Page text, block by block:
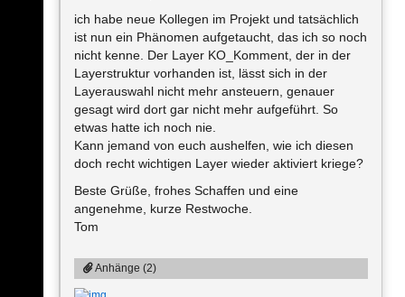
ich habe neue Kollegen im Projekt und tatsächlich
ist nun ein Phänomen aufgetaucht, das ich so noch
nicht kenne. Der Layer KO_Komment, der in der
Layerstruktur vorhanden ist, lässt sich in der
Layerauswahl nicht mehr ansteuern, genauer
gesagt wird dort gar nicht mehr aufgeführt. So
etwas hatte ich noch nie.
Kann jemand von euch aushelfen, wie ich diesen
doch recht wichtigen Layer wieder aktiviert kriege?
Beste Grüße, frohes Schaffen und eine
angenehme, kurze Restwoche.
Tom
Anhänge (2)